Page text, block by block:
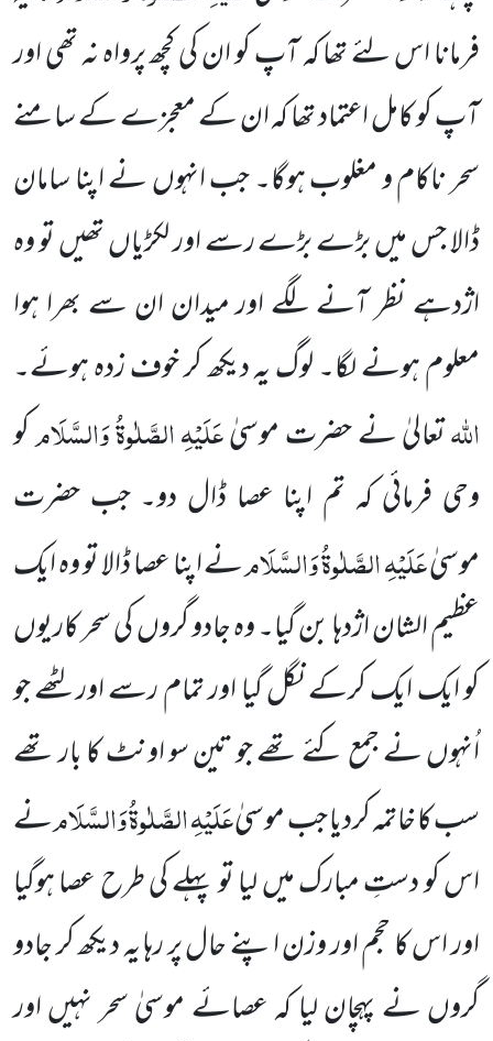
فرمانا اس لئے تھا کہ آپ کو ان کی کچھ پرواہ نہ تھی اور
آپ کو کامل اعتمادتھا کہ ان کے معجزے کے سامنے
سحر ناکام و مغلوب ہوگا۔ جب انہوں نے اپنا سامان
ڈالا جس میں بڑے بڑے رسے اور لکڑیاں تھیں تو وہ
اژدہے نظر آنے لگے اور میدان ان سے بھرا ہوا
معلوم ہونے لگا۔ لوگ یہ دیکھ کر خوف زدہ ہوئے۔
اللہتعالیٰ نے حضرت موسیٰعَلَیْہِ الصَّلٰوۃُ وَالسَّلَامکو
وحی فرمائی کہ تم اپنا عصا ڈال دو۔ جب حضرت
موسیٰعَلَیْہِ الصَّلٰوۃُ وَالسَّلَامنے اپنا عصا ڈالا تو وہ ایک
عظیم الشان اژدہا بن گیا۔ وہ جادو گروں کی سحر کاریوں
کو ایک ایک کرکے نگل گیا اور تمام رسے اور لٹھےجو
اُنہوں نے جمع کئے تھے جو تین سو اونٹ کا بار تھے
سب کا خاتمہ کردیا جب موسیٰعَلَیْہِ الصَّلٰوۃُ وَالسَّلَامنے
اس کو دستِ مبارکمیں لیا تو پہلے کی طرح عصا ہوگیا
اور اس کا حجم اور وزن اپنے حال پر رہا یہ دیکھ کر جادو
گروں نے پہچان لیا کہ عصائے موسیٰ سحر نہیں اور